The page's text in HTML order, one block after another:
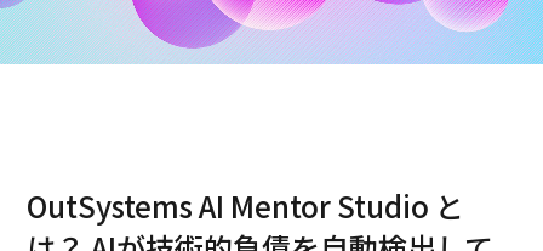
OutSystems AI Mentor Studio と